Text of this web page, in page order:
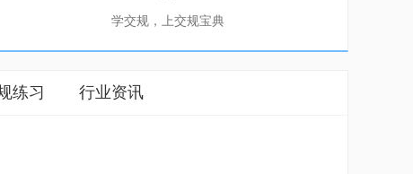
学交规，上交规宝典
练习 行业资讯